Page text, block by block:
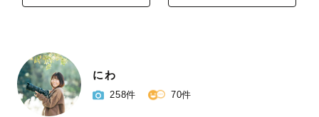
にわ
258件 70件